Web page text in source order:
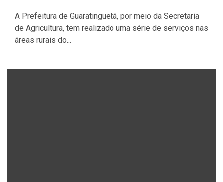
A Prefeitura de Guaratinguetá, por meio da Secretaria
de Agricultura, tem realizado uma série de serviços nas
áreas rurais do...